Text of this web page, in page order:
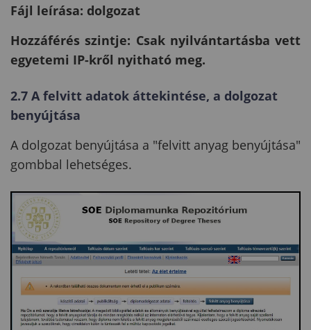
Fájl leírása: dolgozat
Hozzáférés szintje: Csak nyilvántartásba vett
egyetemi IP-kről nyitható meg.
2.7 A felvitt adatok áttekintése, a dolgozat
benyújtása
A dolgozat benyújtása a "felvitt anyag benyújtása"
gombbal lehetséges.